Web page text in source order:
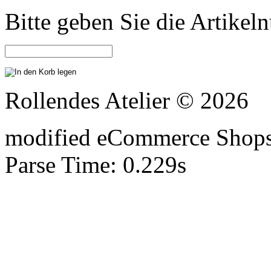
Bitte geben Sie die
Rollendes Atelier © 2026
modified eCommerce
Parse Time: 0.229s